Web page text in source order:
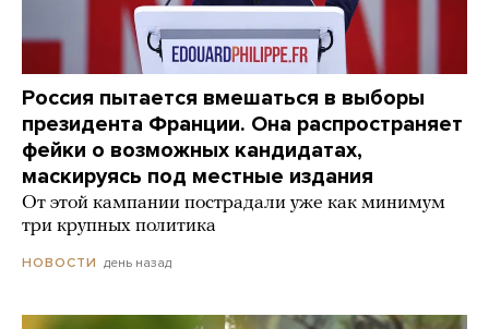
Россия пытается вмешаться в выборы
президента Франции. Она распространяет
фейки о возможных кандидатах,
маскируясь под местные издания
От этой кампании пострадали уже как минимум
три крупных политика
НОВОСТИ день назад